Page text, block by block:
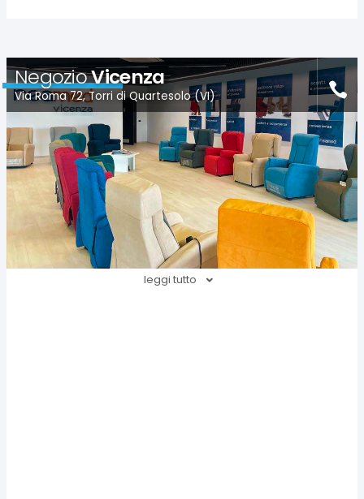
NegozioVicenza
Via Roma 72, Torri di Quartesolo (VI)
leggi tutto